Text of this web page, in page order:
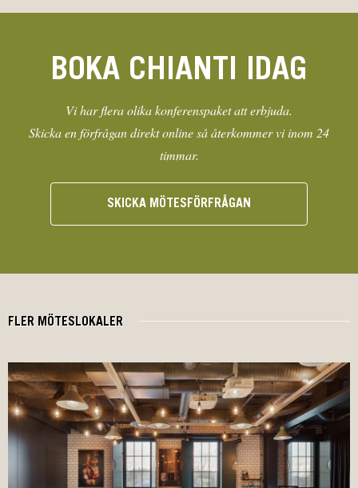
BOKA CHIANTI IDAG
Vi har flera olika konferenspaket att erbjuda.
Skicka en förfrågan direkt online så återkommer vi inom 24
timmar.
SKICKA MÖTESFÖRFRÅGAN
FLER MÖTESLOKALER